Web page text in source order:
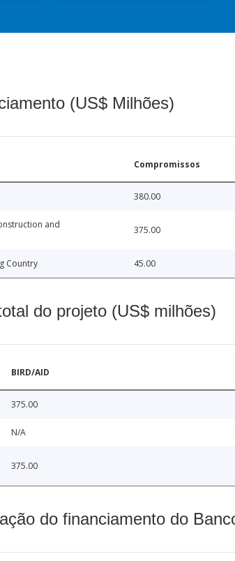
(US$ Milhões)
Compromissos
380.00
and
375.00
Country 45.00
do projeto (US$ milhões)
BIRD/AID
375.00
N/A
375.00
do financiamento do